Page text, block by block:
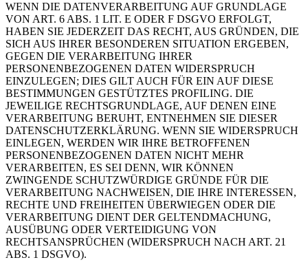
WENN DIE DATENVERARBEITUNG AUF GRUNDLAGE
VON ART. 6 ABS. 1 LIT. E ODER F DSGVO ERFOLGT,
HABEN SIE JEDERZEIT DAS RECHT, AUS GRÜNDEN, DIE
SICH AUS IHRER BESONDEREN SITUATION ERGEBEN,
GEGEN DIE VERARBEITUNG IHRER
PERSONENBEZOGENEN DATEN WIDERSPRUCH
EINZULEGEN; DIES GILT AUCH FÜR EIN AUF DIESE
BESTIMMUNGEN GESTÜTZTES PROFILING. DIE
JEWEILIGE RECHTSGRUNDLAGE, AUF DENEN EINE
VERARBEITUNG BERUHT, ENTNEHMEN SIE DIESER
DATENSCHUTZERKLÄRUNG. WENN SIE WIDERSPRUCH
EINLEGEN, WERDEN WIR IHRE BETROFFENEN
PERSONENBEZOGENEN DATEN NICHT MEHR
VERARBEITEN, ES SEI DENN, WIR KÖNNEN
ZWINGENDE SCHUTZWÜRDIGE GRÜNDE FÜR DIE
VERARBEITUNG NACHWEISEN, DIE IHRE INTERESSEN,
RECHTE UND FREIHEITEN ÜBERWIEGEN ODER DIE
VERARBEITUNG DIENT DER GELTENDMACHUNG,
AUSÜBUNG ODER VERTEIDIGUNG VON
RECHTSANSPRÜCHEN (WIDERSPRUCH NACH ART. 21
ABS. 1 DSGVO).